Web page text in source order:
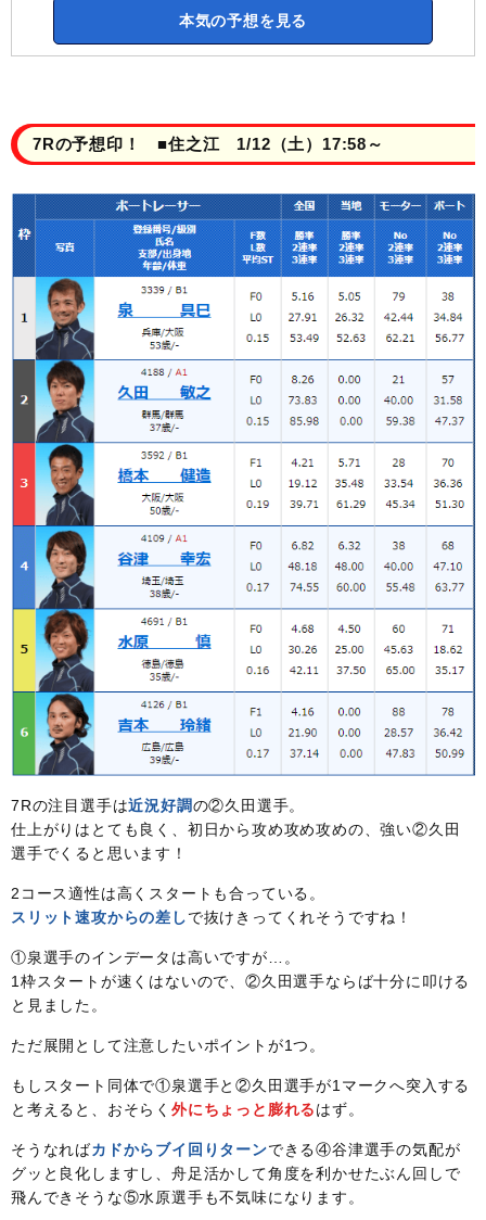
本気の予想を見る
7Rの予想印！ ■住之江 1/12（土）17:58～
7Rの注目選手は近況好調の②久田選手。
仕上がりはとても良く、初日から攻め攻め攻めの、強い②久田
選手でくると思います！
2コース適性は高くスタートも合っている。
スリット速攻からの差しで抜けきってくれそうですね！
①泉選手のインデータは高いですが…。
1枠スタートが速くはないので、②久田選手ならば十分に叩ける
と見ました。
ただ展開として注意したいポイントが1つ。
もしスタート同体で①泉選手と②久田選手が1マークへ突入する
と考えると、おそらく 外にちょっと膨れるはず。
そうなればカドからブイ回りターンできる④谷津選手の気配が
グッと良化しますし、舟足活かして角度を利かせたぶん回しで
飛んできそうな⑤水原選手も不気味になります。